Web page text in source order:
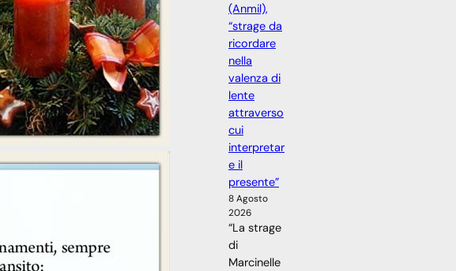
(Anmil),
“strage da
ricordare
nella
valenza di
lente
attraverso
cui
interpretar
e il
presente”
8 Agosto
2026
“La strage
di
Marcinelle